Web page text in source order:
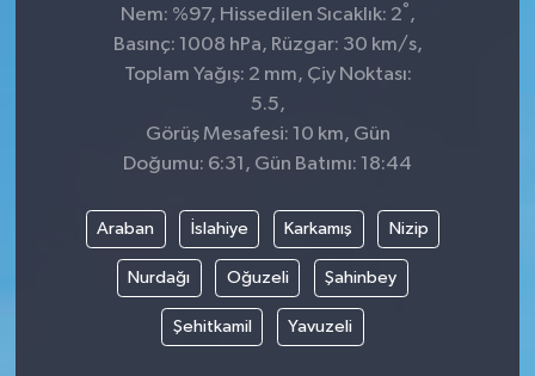
Nem: %97, Hissedilen Sıcaklık: 2°,
Basınç: 1008 hPa, Rüzgar: 30 km/s,
Toplam Yağış: 2 mm, Çiy Noktası:
5.5,
Görüş Mesafesi: 10 km, Gün
Doğumu: 6:31, Gün Batımı: 18:44
Araban İslahiye Karkamış Nizip
Nurdağı Oğuzeli Şahinbey
Şehitkamil Yavuzeli